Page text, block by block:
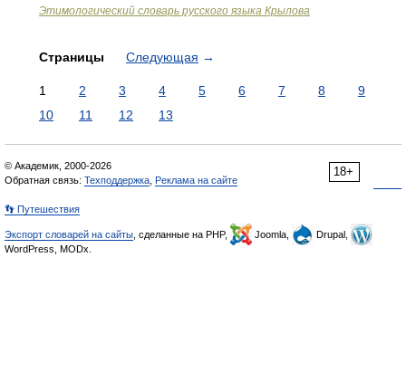
Этимологический словарь русского языка Крылова
Страницы Следующая →
1 2 3 4 5 6 7 8
9
10
11 12 13
18+
© Академик, 2000-2026
Обратная связь: Техподдержка Реклама на сайте
👣 Путешествия
Экспорт словарей на сайты , сделанные на PHP, Joomla,
Drupal,
WordPress, MODx.